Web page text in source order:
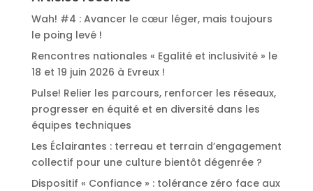
Wah! #4 : Avancer le cœur léger, mais toujours
le poing levé !
Rencontres nationales « Egalité et inclusivité » le
18 et 19 juin 2026 à Evreux !
Pulse! Relier les parcours, renforcer les réseaux,
progresser en équité et en diversité dans les
équipes techniques
Les Éclairantes : terreau et terrain d’engagement
collectif pour une culture bientôt dégenrée ?
Dispositif « Confiance » : tolérance zéro face aux